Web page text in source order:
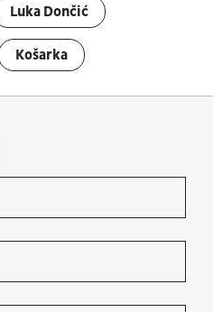
Luka Dončić
Košarka